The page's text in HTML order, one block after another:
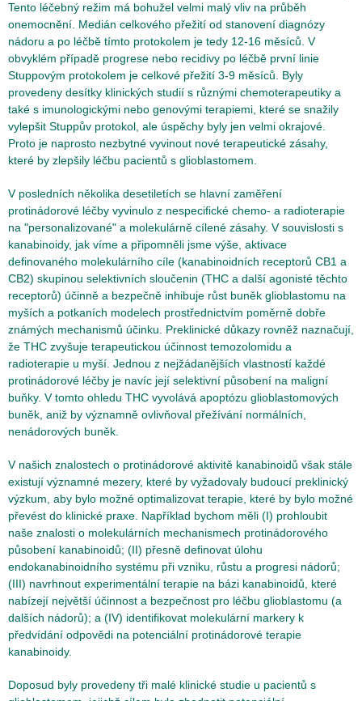
Tento léčebný režim má bohužel velmi malý vliv na průběh
onemocnění. Medián celkového přežití od stanovení diagnózy
nádoru a po léčbě tímto protokolem je tedy 12-16 měsíců. V
obvyklém případě progrese nebo recidivy po léčbě první linie
Stuppovým protokolem je celkové přežití 3-9 měsíců. Byly
provedeny desítky klinických studií s různými chemoterapeutiky a
také s imunologickými nebo genovými terapiemi, které se snažily
vylepšit Stuppův protokol, ale úspěchy byly jen velmi okrajové.
Proto je naprosto nezbytné vyvinout nové terapeutické zásahy,
které by zlepšily léčbu pacientů s glioblastomem.
V posledních několika desetiletích se hlavní zaměření
protinádorové léčby vyvinulo z nespecifické chemo- a radioterapie
na "personalizované" a molekulárně cílené zásahy. V souvislosti s
kanabinoidy, jak víme a připomněli jsme výše, aktivace
definovaného molekulárního cíle (kanabinoidních receptorů CB1 a
CB2) skupinou selektivních sloučenin (THC a další agonisté těchto
receptorů) účinně a bezpečně inhibuje růst buněk glioblastomu na
myších a potkaních modelech prostřednictvím poměrně dobře
známých mechanismů účinku. Preklinické důkazy rovněž naznačují,
že THC zvyšuje terapeutickou účinnost temozolomidu a
radioterapie u myší. Jednou z nejžádanějších vlastností každé
protinádorové léčby je navíc její selektivní působení na maligní
buňky. V tomto ohledu THC vyvolává apoptózu glioblastomových
buněk, aniž by významně ovlivňoval přežívání normálních,
nenádorových buněk.
V našich znalostech o protinádorové aktivitě kanabinoidů však stále
existují významné mezery, které by vyžadovaly budoucí preklinický
výzkum, aby bylo možné optimalizovat terapie, které by bylo možné
převést do klinické praxe. Například bychom měli (I) prohloubit
naše znalosti o molekulárních mechanismech protinádorového
působení kanabinoidů; (II) přesně definovat úlohu
endokanabinoidního systému při vzniku, růstu a progresi nádorů;
(III) navrhnout experimentální terapie na bázi kanabinoidů, které
nabízejí největší účinnost a bezpečnost pro léčbu glioblastomu (a
dalších nádorů); a (IV) identifikovat molekulární markery k
předvídání odpovědi na potenciální protinádorové terapie
kanabinoidy.
Doposud byly provedeny tři malé klinické studie u pacientů s